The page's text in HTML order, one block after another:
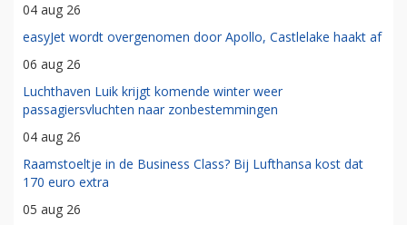
04 aug 26
easyJet wordt overgenomen door Apollo, Castlelake haakt af
06 aug 26
Luchthaven Luik krijgt komende winter weer
passagiersvluchten naar zonbestemmingen
04 aug 26
Raamstoeltje in de Business Class? Bij Lufthansa kost dat
170 euro extra
05 aug 26